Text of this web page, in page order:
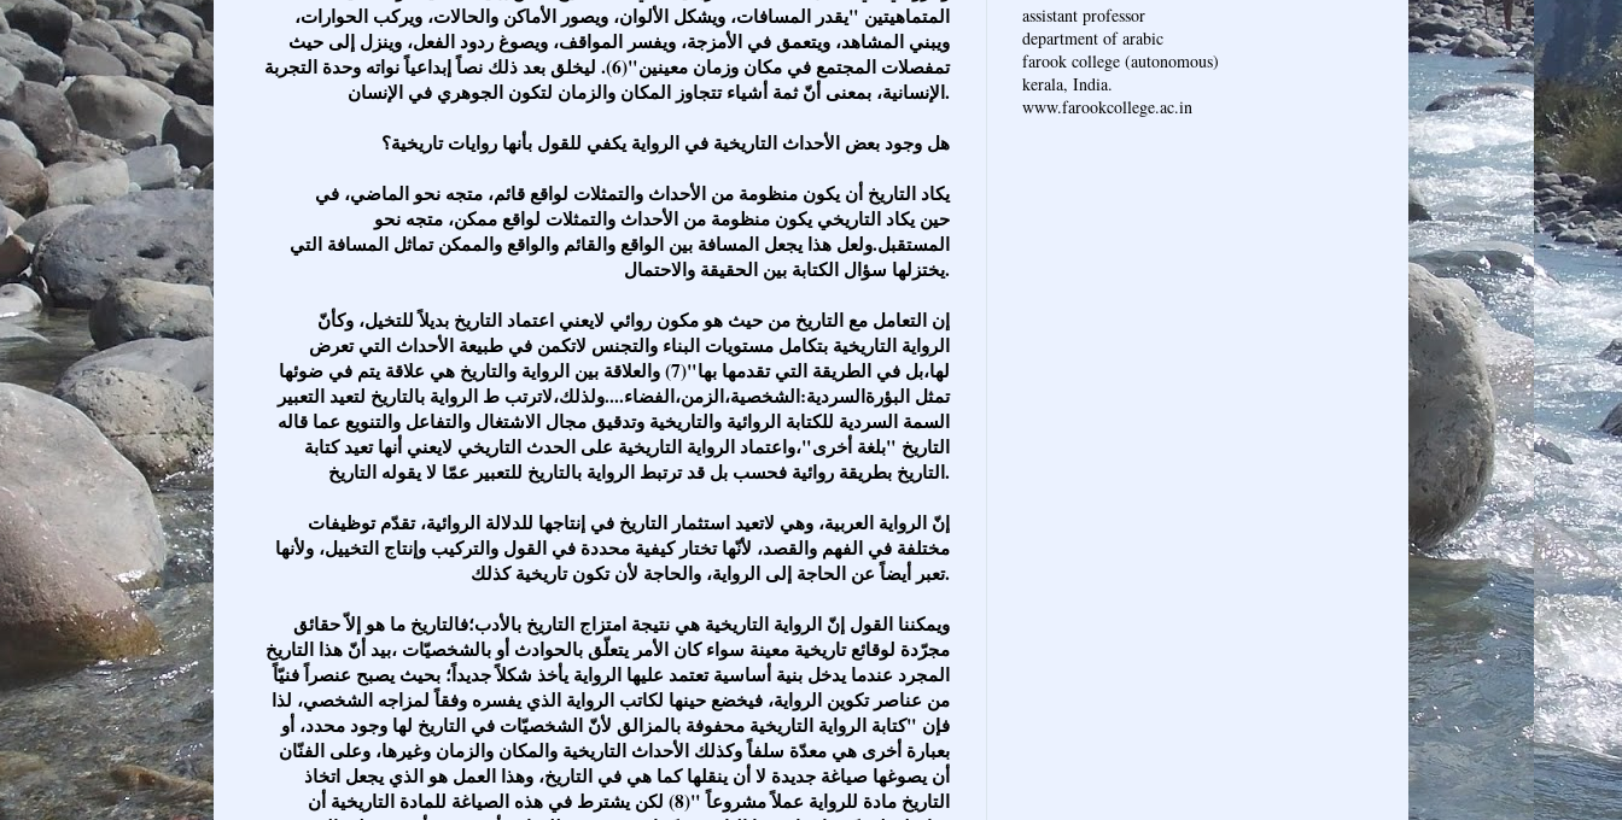
المتماهيتين "يقدر المسافات، ويشكل الألوان، ويصور الأماكن والحالات، ويركب الحوارات،
ويبني المشاهد، ويتعمق في الأمزجة، ويفسر المواقف، ويصوغ ردود الفعل، وينزل إلى حيث
تمفصلات المجتمع في مكان وزمان معينين"(6). ليخلق بعد ذلك نصاً إبداعياً نواته وحدة التجربة
الإنسانية، بمعنى أنّ ثمة أشياء تتجاوز المكان والزمان لتكون الجوهري في الإنسان.
هل وجود بعض الأحداث التاريخية في الرواية يكفي للقول بأنها روايات تاريخية؟
حين يكاد التاريخي يكون منظومة من الأحداث والتمثلات لواقع ممكن، متجه نحو
المستقبل.ولعل هذا يجعل المسافة بين الواقع والقائم والواقع والممكن تماثل المسافة التي
يختزلها سؤال الكتابة بين الحقيقة والاحتمال.
الرواية التاريخية بتكامل مستويات البناء والتجنس لاتكمن في طبيعة الأحداث التي تعرض
لها،بل في الطريقة التي تقدمها بها"(7) والعلاقة بين الرواية والتاريخ هي علاقة يتم في ضوئها
تمثل البؤرةالسردية:الشخصية،الزمن،الفضاء....ولذلك،لاترتب ط الرواية بالتاريخ لتعيد التعبير
السمة السردية للكتابة الروائية والتاريخية وتدقيق مجال الاشتغال والتفاعل والتنويع عما قاله
التاريخ "بلغة أخرى"،واعتماد الرواية التاريخية على الحدث التاريخي لايعني أنها تعيد كتابة
التاريخ بطريقة روائية فحسب بل قد ترتبط الرواية بالتاريخ للتعبير عمّا لا يقوله التاريخ.
مختلفة في الفهم والقصد، لأنّها تختار كيفية محددة في القول والتركيب وإنتاج التخييل، ولأنها
تعبر أيضاً عن الحاجة إلى الرواية، والحاجة لأن تكون تاريخية كذلك.
مجرّدة لوقائع تاريخية معينة سواء كان الأمر يتعلّق بالحوادث أو بالشخصيّات ،بيد أنّ هذا التاريخ
المجرد عندما يدخل بنية أساسية تعتمد عليها الرواية يأخذ شكلاً جديداً؛ بحيث يصبح عنصراً فنيّاً
من عناصر تكوين الرواية، فيخضع حينها لكاتب الرواية الذي يفسره وفقاً لمزاجه الشخصي، لذا
فإن "كتابة الرواية التاريخية محفوفة بالمزالق لأنّ الشخصيّات في التاريخ لها وجود محدد، أو
بعبارة أخرى هي معدّة سلفاً وكذلك الأحداث التاريخية والمكان والزمان وغيرها، وعلى الفنّان
أن يصوغها صياغة جديدة لا أن ينقلها كما هي في التاريخ، وهذا العمل هو الذي يجعل اتخاذ
التاريخ مادة للرواية عملاً مشروعاً "(8) لكن يشترط في هذه الصياغة للمادة التاريخية أن
assistant professor
department of arabic
farook college (autonomous)
kerala, India.
www.farookcollege.ac.in